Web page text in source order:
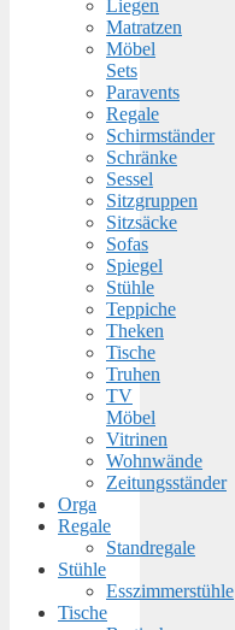
Liegen
Matratzen
Möbel
Sets
Paravents
Regale
Schirmständer
Schränke
Sessel
Sitzgruppen
Sitzsäcke
Sofas
Spiegel
Stühle
Teppiche
Theken
Tische
Truhen
TV
Möbel
Vitrinen
Wohnwände
Zeitungsständer
Orga
Regale
Standregale
Stühle
Esszimmerstühle
Tische